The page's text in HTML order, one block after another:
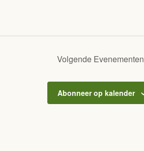
Volgende Evenementen
Abonneer op kalender